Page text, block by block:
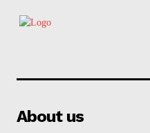
About us